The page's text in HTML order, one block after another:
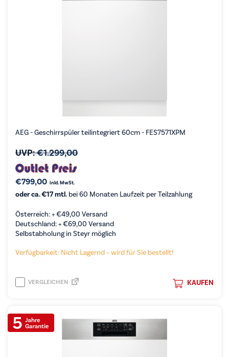
AEG - Geschirrspüler teilintegriert 60cm - FES7571XPM
UVP:€1.299,00
€799,00 inkl. MwSt.
oder ca. €17 mtl. bei 60 Monaten Laufzeit per Teilzahlung
Österreich: +€49,00 Versand
Deutschland: +€69,00 Versand
Selbstabholung in Steyr möglich
Verfügbarkeit: Nicht Lagernd – wird für Sie bestellt!
KAUFEN
VERGLEICHEN